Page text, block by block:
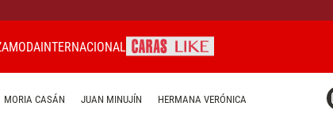
MODAINTERNACIONAL
MORIA CASÁN JUAN MINUJÍN HERMANA VERÓNICA